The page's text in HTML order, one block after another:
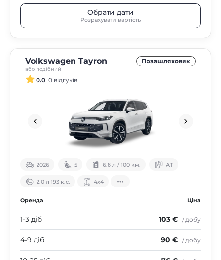
Обрати дати
Розрахувати вартість
Volkswagen Tayron
або подібний
Позашляховик
0.0 0 відгуків
2026 5 6.8 л / 100 км. АТ
2.0 л 193 к.с. 4х4
Оренда Ціна
1-3 діб 103 € / добу
4-9 діб 90 € / добу